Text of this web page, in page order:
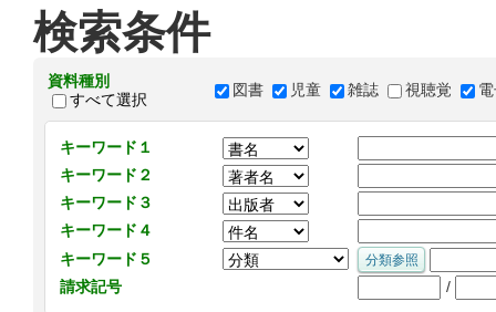
検索条件
資料種別
すべて選択
図書 児童 雑誌 視聴覚
キーワード１
キーワード２
キーワード３
キーワード４
キーワード５
請求記号
/